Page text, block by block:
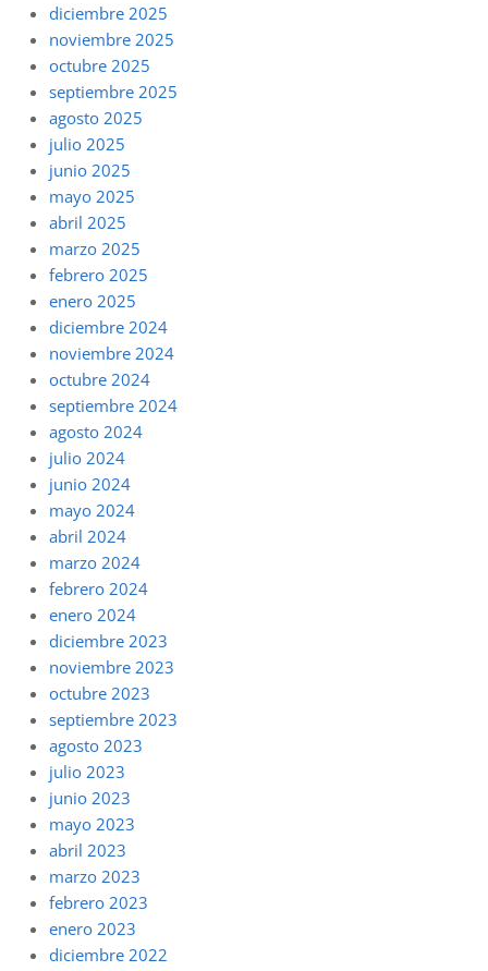
diciembre 2025
noviembre 2025
octubre 2025
septiembre 2025
agosto 2025
julio 2025
junio 2025
mayo 2025
abril 2025
marzo 2025
febrero 2025
enero 2025
diciembre 2024
noviembre 2024
octubre 2024
septiembre 2024
agosto 2024
julio 2024
junio 2024
mayo 2024
abril 2024
marzo 2024
febrero 2024
enero 2024
diciembre 2023
noviembre 2023
octubre 2023
septiembre 2023
agosto 2023
julio 2023
junio 2023
mayo 2023
abril 2023
marzo 2023
febrero 2023
enero 2023
diciembre 2022